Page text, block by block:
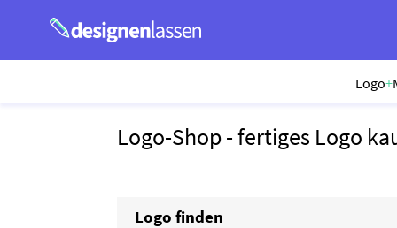
Logo+
Logo-Shop - fertiges Logo
Logo finden